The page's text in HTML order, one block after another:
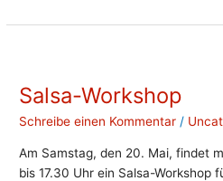
Salsa-Workshop
Schreibe einen Kommentar /
Am Samstag, den 20. Mai, findet
bis 17.30 Uhr ein Salsa-Workshop